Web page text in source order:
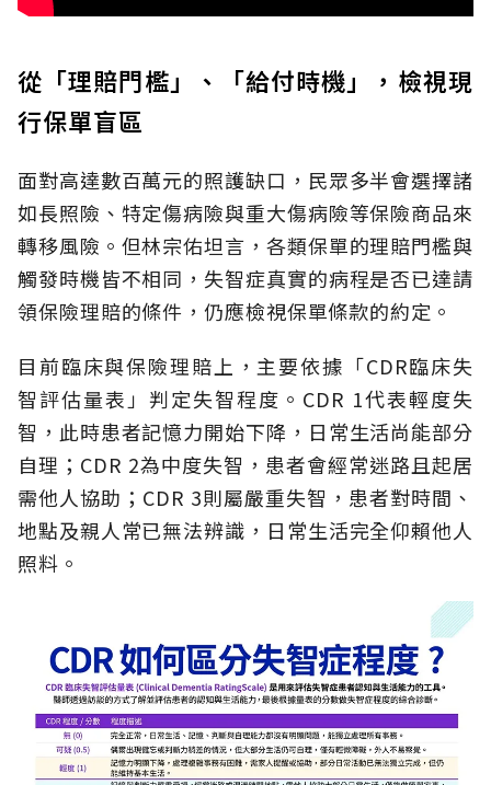
從「理賠門檻」、「給付時機」，檢視現
行保單盲區
面對高達數百萬元的照護缺口，民眾多半會選擇諸
如長照險、特定傷病險與重大傷病險等保險商品來
轉移風險。但林宗佑坦言，各類保單的理賠門檻與
觸發時機皆不相同，失智症真實的病程是否已達請
領保險理賠的條件，仍應檢視保單條款的約定。
目前臨床與保險理賠上，主要依據「CDR臨床失
智評估量表」判定失智程度。CDR 1代表輕度失
智，此時患者記憶力開始下降，日常生活尚能部分
自理；CDR 2為中度失智，患者會經常迷路且起居
需他人協助；CDR 3則屬嚴重失智，患者對時間、
地點及親人常已無法辨識，日常生活完全仰賴他人
照料。